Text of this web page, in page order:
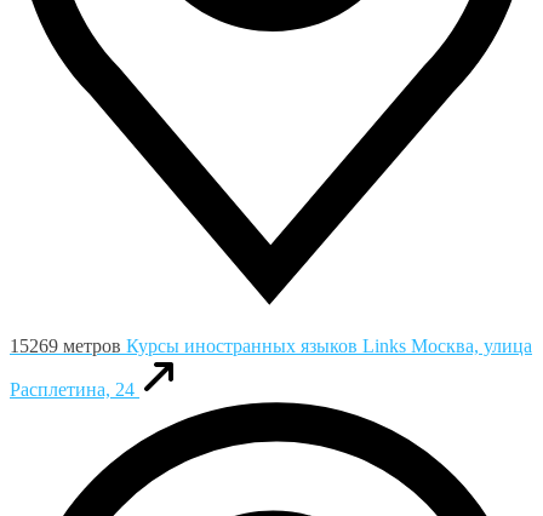
15269 метров Курсы иностранных языков Links Москва, улица
Расплетина, 24